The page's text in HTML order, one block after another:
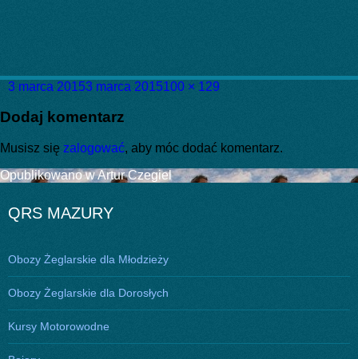
Data
3 marca 20153 marca 2015Pełny
100 × 129
Dodaj komentarz
Musisz się zalogować, aby móc dodać komentarz.
Nawigacja
Opublikowano wArtur Czegiel
QRS MAZURY
Obozy Żeglarskie dla Młodzieży
Obozy Żeglarskie dla Dorosłych
Kursy Motorowodne